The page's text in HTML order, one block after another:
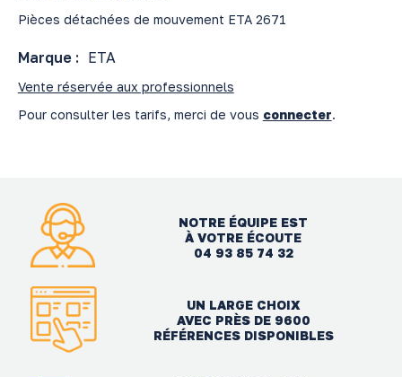
Pièces détachées de mouvement ETA 2671
Marque : ETA
Vente réservée aux professionnels
Pour consulter les tarifs, merci de vous connecter.
NOTRE ÉQUIPE EST
À VOTRE ÉCOUTE
04 93 85 74 32
UN LARGE CHOIX
AVEC PRÈS DE 9600
RÉFÉRENCES DISPONIBLES